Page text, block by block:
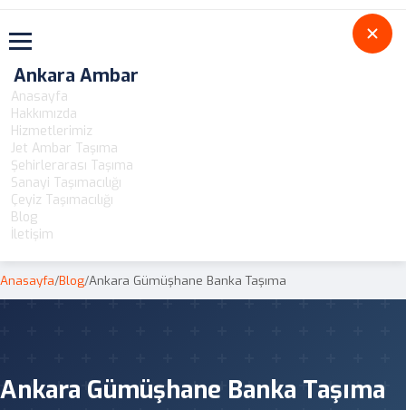
Toggle navigation
Ankara Ambar
Anasayfa
Hakkımızda
Hizmetlerimiz
Jet Ambar Taşıma
Şehirlerarası Taşıma
Sanayi Taşımacılığı
Çeyiz Taşımacılığı
Blog
İletişim
Anasayfa/Blog/Ankara Gümüşhane Banka Taşıma
Ankara Gümüşhane Banka Taşıma